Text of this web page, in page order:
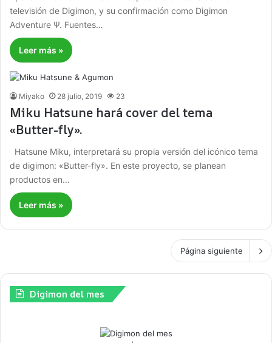
televisión de Digimon, y su confirmación como Digimon
Adventure Ψ. Fuentes…
Leer más »
Miyako 28 julio, 2019 23
Miku Hatsune hará cover del tema
«Butter-fly».
Hatsune Miku, interpretará su propia versión del icónico tema
de digimon: «Butter-fly». En este proyecto, se planean
productos en…
Leer más »
Página siguiente
Digimon del mes